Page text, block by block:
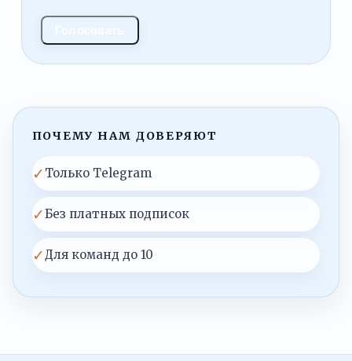
ПОЧЕМУ НАМ ДОВЕРЯЮТ
✓ Только Telegram
✓Без платных подписок
✓Для команд до 10